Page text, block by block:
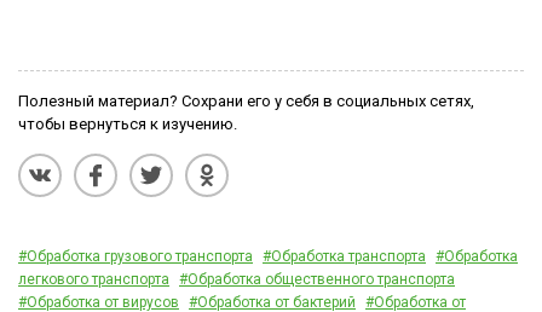
Полезный материал? Сохрани его у себя в социальных сетях,
чтобы вернуться к изучению.
#Обработка грузового транспорта #Обработка транспорта
#Обработка
легкового транспорта
#Обработка общественного транспорта
#Обработка от вирусов
#Обработка от бактерий
#Обработка от